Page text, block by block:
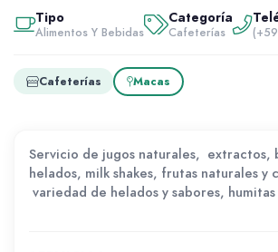
Alimentos y bebidas
Tipo
Alimentos Y Bebidas
Categoría
Cafeterías
Cafeterías Macas
Servicio de jugos naturales, extractos,
helados, milk shakes, frutas naturales y
variedad de helados y sabores,